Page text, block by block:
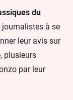
du
à se
leur avis sur
plusieurs
par leur